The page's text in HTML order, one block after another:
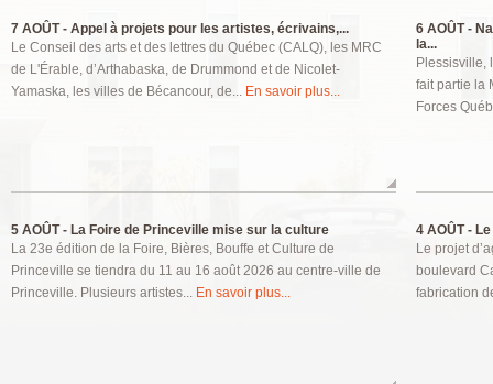
7 AOÛT - Appel à projets pour les artistes, écrivains,...
Le Conseil des arts et des lettres du Québec (CALQ), les MRC
de L'Érable, d’Arthabaska, de Drummond et de Nicolet-
Yamaska, les villes de Bécancour, de... En savoir plus...
6 AOÛT -
la...
Plessisville,
fait partie la
Forces
5 AOÛT - La Foire de Princeville mise sur la culture
La 23e édition de la Foire, Bières, Bouffe et Culture de
Princeville se tiendra du 11 au 16 août 2026 au centre-ville de
Princeville. Plusieurs artistes... En savoir plus...
4 AOÛT -
Le projet
boulevard
fabrication
Pages